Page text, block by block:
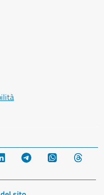
LinkedIn Telegram WhatsApp